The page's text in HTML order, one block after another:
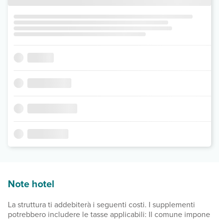
Note hotel
La struttura ti addebiterà i seguenti costi. I supplementi
potrebbero includere le tasse applicabili: Il comune impone